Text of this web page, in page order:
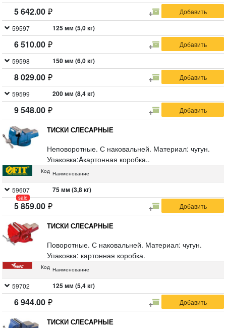
5 642.00
59597 125 мм (5,0 кг)
6 510.00
59598 150 мм (6,0 кг)
8 029.00
59599 200 мм (8,4 кг)
9 548.00
ТИСКИ СЛЕСАРНЫЕ
Неповоротные. С наковальней. Материал: чугун.
Упаковка:Aкартонная коробка..
Код Наименование
59607
sale
75 мм (3,8 кг)
5 859.00
ТИСКИ СЛЕСАРНЫЕ
Поворотные. С наковальней. Материал: чугун.
Упаковка: картонная коробка.
Код Наименование
59702 125 мм (5,4 кг)
6 944.00
ТИСКИ СЛЕСАРНЫЕ